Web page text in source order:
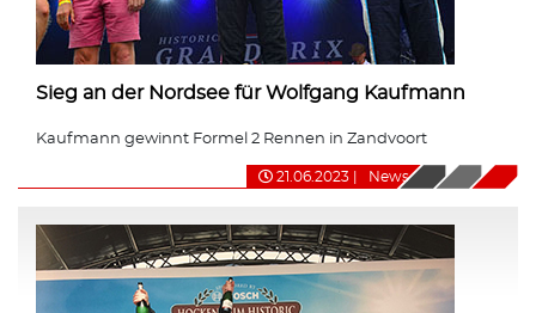
Sieg an der Nordsee für Wolfgang Kaufmann
Kaufmann gewinnt Formel 2 Rennen in Zandvoort
21.06.2023 News